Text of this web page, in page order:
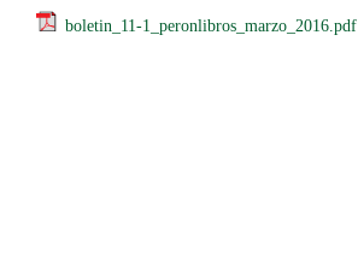
boletin_11-1_peronlibros_marzo_2016.pdf